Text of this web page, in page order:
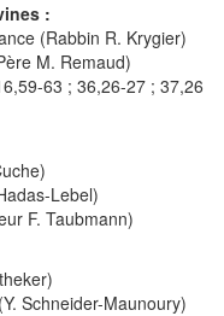
:
(Rabbin R. Krygier)
M. Remaud)
63 ; 36,26-27 ; 37,26
Lebel)
F. Taubmann)
Schneider-Maunoury)